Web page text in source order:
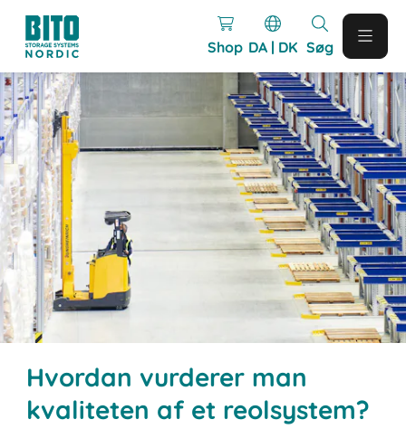
Shop DA | DK Søg
Hvordan vurderer man
kvaliteten af et reolsystem?